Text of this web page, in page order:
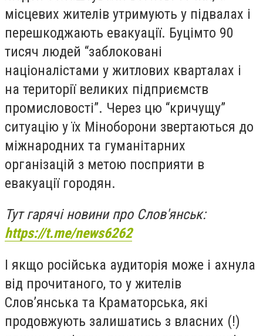
місцевих жителів утримують у підвалах і
перешкоджають евакуації. Буцімто 90
тисяч людей “заблоковані
націоналістами у житлових кварталах і
на території великих підприємств
промисловості”. Через цю “кричущу”
ситуацію у їх Міноборони звертаються до
міжнародних та гуманітарних
організацій з метою посприяти в
евакуації городян.
Тут гарячі новини про Слов'янськ:
https://t.me/news6262
І якщо російська аудиторія може і ахнула
від прочитаного, то у жителів
Слов’янська та Краматорська, які
продовжують залишатись з власних (!)